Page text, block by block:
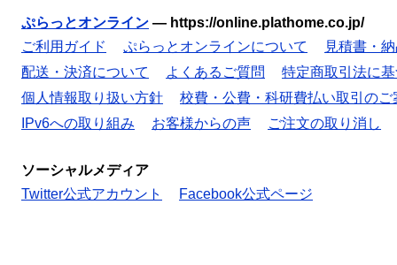
ぷらっとオンライン — https://online.plathome.co.jp/
ご利用ガイド
ぷらっとオンラインについて
見積書・
配送・決済について
よくあるご質問
特定商取引法に
個人情報取り扱い方針
校費・公費・科研費払い取引のご
IPv6への取り組み
お客様からの声 ご注文の取り消し
ソーシャルメディア
Twitter公式アカウント
Facebook公式ページ